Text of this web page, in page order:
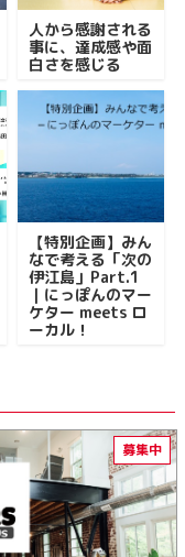
人から感謝される
事に、達成感や面
白さを感じる
【特別企画】みん
なで考える「次の
伊江島」Part.1
｜にっぽんのマー
ケター meets ロ
ーカル！